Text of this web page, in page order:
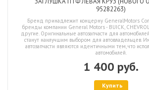
95282263)
Бренд принадлежит концерну GeneralMotors
бренды компании General Motors - BUICK,
другие. Оригинальные автозапчасти для
станут наилучшим выбором для автовладельцев.
автозапчасти являются идентичными тем, что
автомобилей.
1 400 руб.
Купить